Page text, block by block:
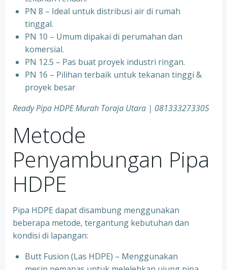
PN 8 – Ideal untuk distribusi air di rumah
tinggal.
PN 10 – Umum dipakai di perumahan dan
komersial.
PN 12.5 – Pas buat proyek industri ringan.
PN 16 – Pilihan terbaik untuk tekanan tinggi &
proyek besar
Ready Pipa HDPE Murah Toraja Utara | 081333273305
Metode
Penyambungan Pipa
HDPE
Pipa HDPE dapat disambung menggunakan
beberapa metode, tergantung kebutuhan dan
kondisi di lapangan:
Butt Fusion (Las HDPE) – Menggunakan